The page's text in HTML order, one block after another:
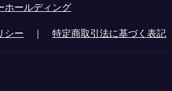
ホールディング
シー ｜ 特定商取引法に基づく表記